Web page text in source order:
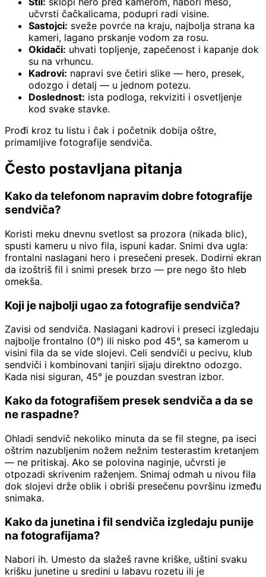
učvrsti čačkalicama, podupri radi visine.
Sastojci: sveže povrće na kraju, najbolja strana ka
kameri, lagano prskanje vodom za rosu.
Okidači: uhvati topljenje, zapečenost i kapanje dok
su na vrhuncu.
Kadrovi: napravi sve četiri slike — hero, presek,
odozgo i detalj — u jednom potezu.
Doslednost: ista podloga, rekviziti i osvetljenje
kod svake stavke.
Prođi kroz tu listu i čak i početnik dobija oštre,
primamljive fotografije sendviča.
Često postavljana pitanja
Kako da telefonom napravim dobre fotografije
sendviča?
Koristi meku dnevnu svetlost sa prozora (nikada blic),
spusti kameru u nivo fila, ispuni kadar. Snimi dva ugla:
frontalni naslagani hero i presečeni presek. Dodirni ekran
da izoštriš fil i snimi presek brzo — pre nego što hleb
omekša.
Koji je najbolji ugao za fotografije sendviča?
Zavisi od sendviča. Naslagani kadrovi i preseci izgledaju
najbolje frontalno (0°) ili nisko pod 45°, sa kamerom u
visini fila da se vide slojevi. Celi sendviči u pecivu, klub
sendviči i kombinovani tanjiri sijaju direktno odozgo.
Kada nisi siguran, 45° je pouzdan svestran izbor.
Kako da fotografišem presek sendviča a da se
ne raspadne?
Ohladi sendvič nekoliko minuta da se fil stegne, pa iseci
oštrim nazubljenim nožem nežnim testerastim kretanjem
— ne pritiskaj. Ako se polovina naginje, učvrsti je
otpozadi skrivenim raženjem. Snimaj odmah u nivou fila
dok slojevi drže oblik i obriši presečenu površinu između
snimaka.
Kako da junetina i fil sendviča izgledaju punije
na fotografijama?
Nabori ih. Umesto da slažeš ravne kriške, uštini svaku
krišku junetine u sredini u labavu rozetu ili je